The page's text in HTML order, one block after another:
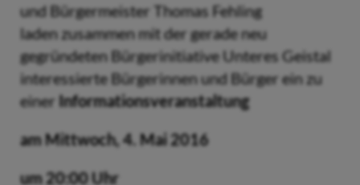
und Bürgermeister Thomas Fehling
laden zusammen mit der gerade neu
gegründeten Bürgerinitiative Unteres Geistal
interessierte Bürgerinnen und Bürger ein zu
einer Informationsveranstaltung
am Mittwoch, 4. Mai 2016
um 20:00 Uhr